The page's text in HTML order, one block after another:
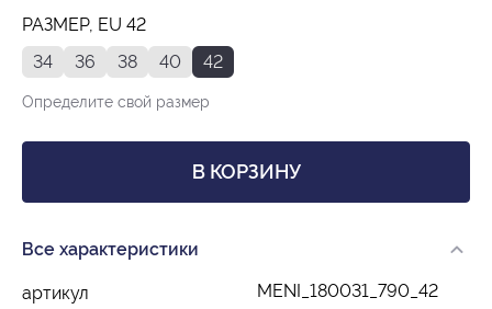
РАЗМЕР, EU 42
34
36 38 40 42
Определите свой размер
В КОРЗИНУ
Все характеристики
артикул
MENI_180031_790_42